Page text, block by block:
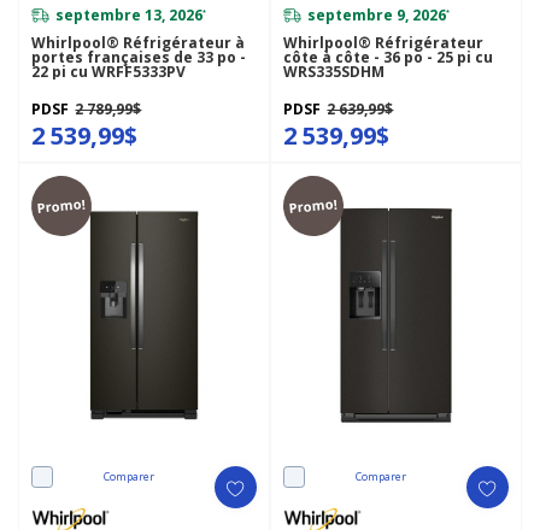
septembre 13, 2026*
Whirlpool® Réfrigérateur à
portes françaises de 33 po -
22 pi cu WRFF5333PV
PDSF 2 789,99$
2 539,99$
septembre 9, 2026*
Whirlpool® Réfrigérateur
côte à côte - 36 po - 25 pi cu
WRS335SDHM
PDSF 2 639,99$
2 539,99$
Promo!
Comparer
Promo!
Comparer